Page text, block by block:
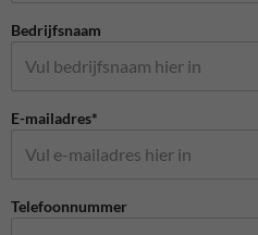
Bedrijfsnaam
E-mailadres*
Telefoonnummer